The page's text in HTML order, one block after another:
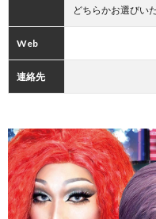
どちらかお選びい
Web
連絡先